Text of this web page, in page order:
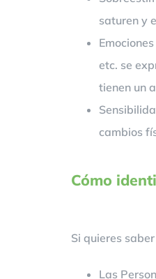
saturen y
etc. se
tienen un
cambios
Cómo
Si quieres
Las